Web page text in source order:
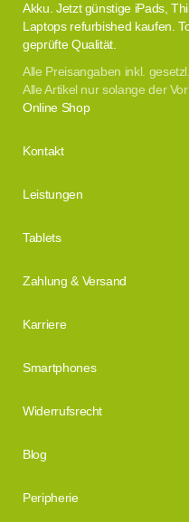
Akku. Jetzt günstige iPads,
Laptops refurbished kaufen.
geprüfte Qualität.
Alle Preisangaben inkl.
Alle Artikel nur solange der
Online Shop
Kontakt
Leistungen
Tablets
Zahlung & Versand
Karriere
Smartphones
Widerrufsrecht
Blog
Peripherie